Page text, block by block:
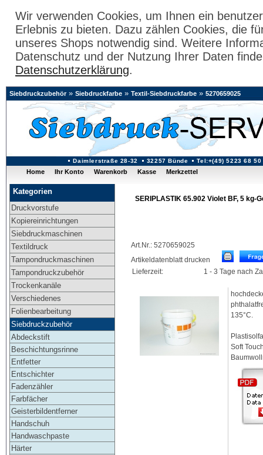
Wir verwenden Cookies, um Ihnen ein
Erlebnis zu bieten. Dazu zählen Cookies, die
unseres Shops notwendig sind. Weitere
Datenschutz und der Nutzung Ihrer Daten
Datenschutzerklärung.
Daimlerstraße 28-32 32257 Bünde Tel:+(49) 5223 68 50
Siebdruckzubehör» Siebdruckfarbe » Textil-Siebdruckfarbe » 5270659025
Home Ihr Konto Warenkorb Kasse Merkzettel
Kategorien
Druckvorstufe
Kopiereinrichtungen
Siebdruckmaschinen
Textildruck
Tampondruckmaschinen
Tampondruckzubehör
Trockenkanäle
Verschiedenes
Folienbearbeitung
Siebdruckzubehör
Abdeckstift
Beschichtungsrinne
Entfetter
Entschichter
Fadenzähler
Farbfächer
Geisterbildentferner
Handschuh
Handwaschpaste
Härter
SERIPLASTIK 65.902 Violet BF, 5 kg-
Art.Nr.: 5270659025
Artikeldatenblatt drucken
Lieferzeit:
1 - 3 Tage nach
135°C.
Soft